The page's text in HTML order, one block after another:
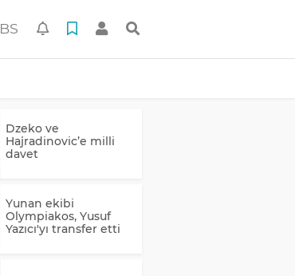
BS
Dzeko ve
Hajradinovic’e milli
davet
Yunan ekibi
Olympiakos, Yusuf
Yazıcı'yı transfer etti